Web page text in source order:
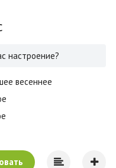
настроение?
весеннее